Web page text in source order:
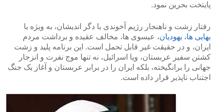
پایتخت بحرین نمود.
رفتار زشت و ناهنجار رژیم آخوندی با دگر اندیشان، به ویژه با
بهایی ها، یهودیان، عیسوی ها، مخالف عقیده و برداشت مردم
ایران، و در حقیقت غیر قابل تحمل است. این برنامه پلید و زشت
کشتن سفیر عربستان، ویا اسرائیل، نه تنها موج نفرت و انزجار
جهانی را برانگیخته، بلکه ایران را در برابر عربستان و آغاز یک جنگ
اجتناب ناپذیر قرار داده است.